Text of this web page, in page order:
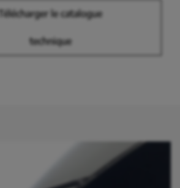
Télécharger le catalogue
technique